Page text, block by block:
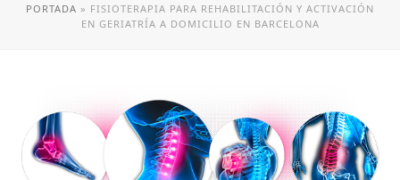
PORTADA » FISIOTERAPIA PARA REHABILITACIÓN Y ACTIVACIÓN
EN GERIATRÍA A DOMICILIO EN BARCELONA